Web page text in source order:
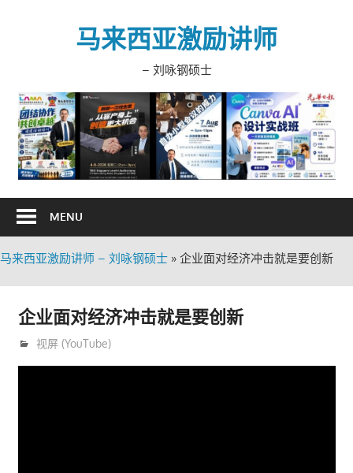
马来西亚激励讲师
– 刘咏钢硕士
MENU
马来西亚激励讲师 – 刘咏钢硕士 » 企业面对经济冲击就是要创新
企业面对经济冲击就是要创新
7月 15, 2021
trainer
视屏 (YouTube)